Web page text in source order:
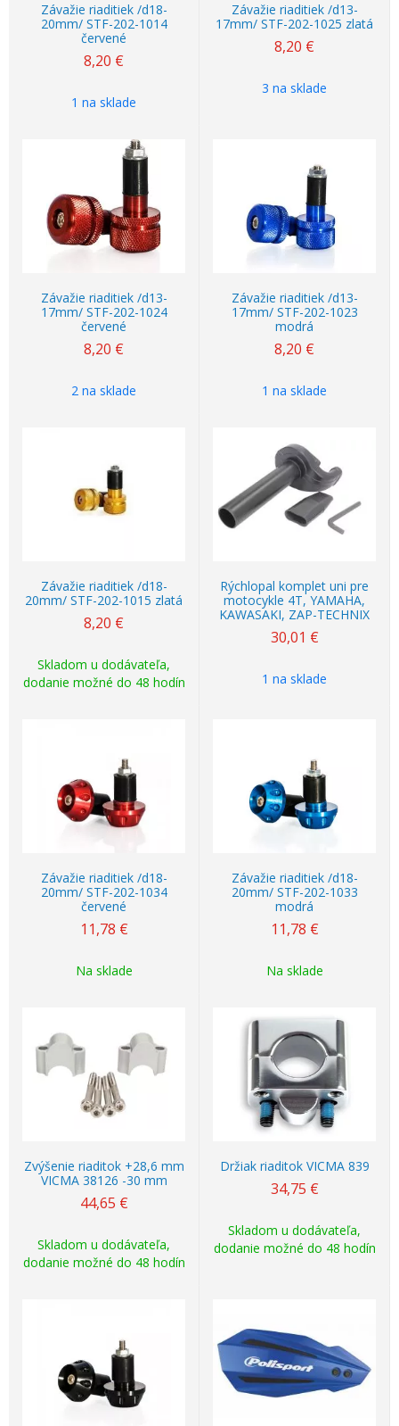
Závažie riaditiek /d18-
20mm/ STF-202-1014
červené
8,20 €
1 na sklade
Závažie riaditiek /d13-
17mm/ STF-202-1025 zlatá
8,20 €
3 na sklade
Závažie riaditiek /d13-
17mm/ STF-202-1024
červené
8,20 €
2 na sklade
Závažie riaditiek /d13-
17mm/ STF-202-1023
modrá
8,20 €
1 na sklade
Závažie riaditiek /d18-
20mm/ STF-202-1015 zlatá
8,20 €
Skladom u dodávateľa,
dodanie možné do 48 hodín
Rýchlopal komplet uni pre
motocykle 4T, YAMAHA,
KAWASAKI, ZAP-TECHNIX
30,01 €
1 na sklade
Závažie riaditiek /d18-
20mm/ STF-202-1034
červené
11,78 €
Na sklade
Závažie riaditiek /d18-
20mm/ STF-202-1033
modrá
11,78 €
Na sklade
Zvýšenie riaditok +28,6 mm
VICMA 38126 -30 mm
44,65 €
Skladom u dodávateľa,
dodanie možné do 48 hodín
Držiak riaditok VICMA 839
34,75 €
Skladom u dodávateľa,
dodanie možné do 48 hodín